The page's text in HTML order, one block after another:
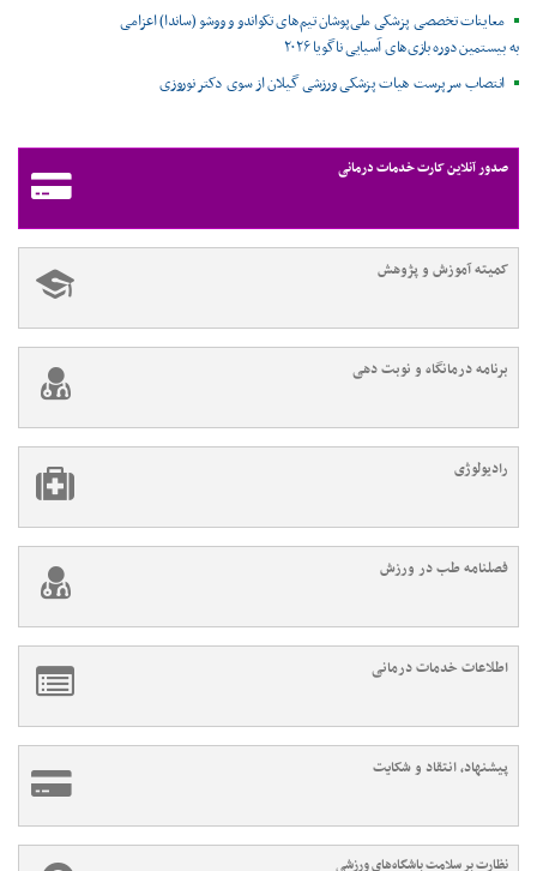
معاینات تخصصی پزشکی ملی‌پوشان تیم‌های تکواندو و ووشو (ساندا) اعزامی
به بیستمین دوره بازی‌های آسیایی ناگویا ۲۰۲۶
انتصاب سرپرست هیات پزشکی ورزشی گیلان از سوی دکتر نوروزی
صدور آنلاین کارت خدمات درمانی
کمیته آموزش و پژوهش
برنامه درمانگاه و نوبت دهی
رادیولوژی
فصلنامه طب در ورزش
اطلاعات خدمات درمانی
پیشنهاد، انتقاد و شکایت
نظارت بر سلامت باشگاه‌های ورزشی